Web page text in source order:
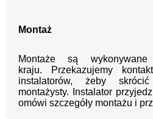
Montaż
Montaże są
kraju.
Przekazujemy
instalatorów, żeby
montażysty.
Instalator
omówi szczegóły montażu i